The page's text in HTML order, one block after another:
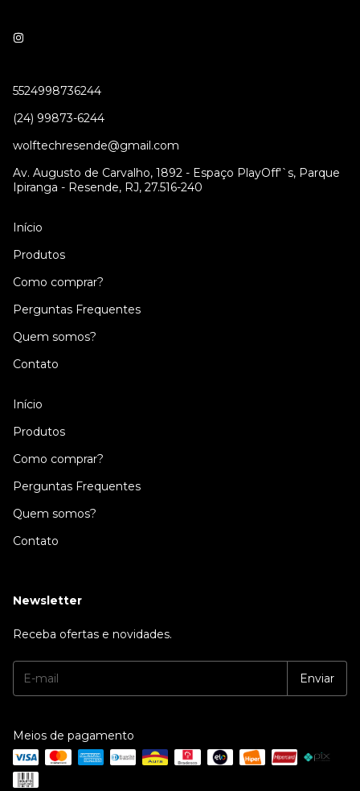
5524998736244
(24) 99873-6244
wolftechresende@gmail.com
Av. Augusto de Carvalho, 1892 - Espaço PlayOff'`s, Parque
Ipiranga - Resende, RJ, 27.516-240
Início
Produtos
Como comprar?
Perguntas Frequentes
Quem somos?
Contato
Início
Produtos
Como comprar?
Perguntas Frequentes
Quem somos?
Contato
Newsletter
Receba ofertas e novidades.
Meios de pagamento